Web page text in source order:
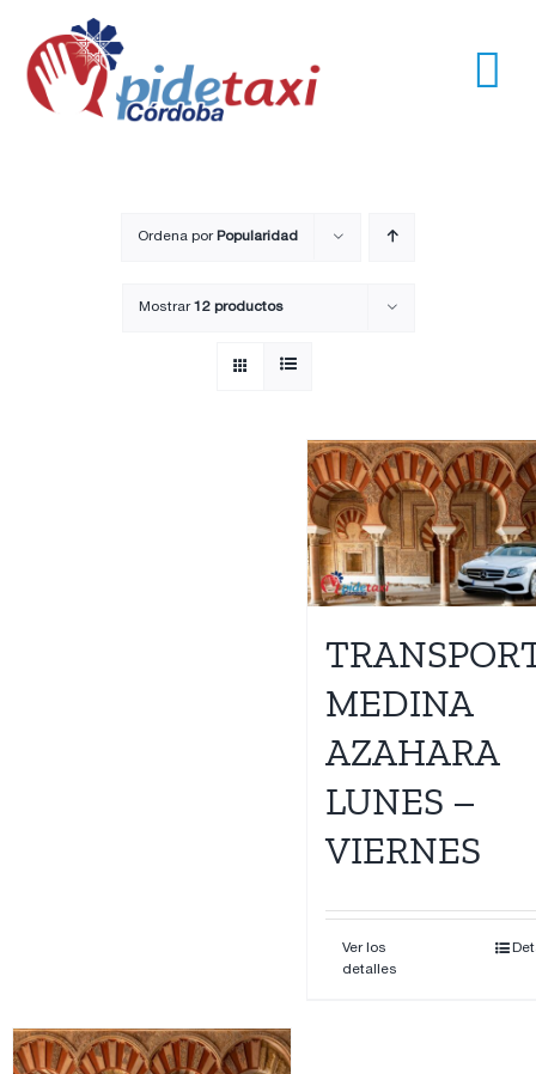
contenido
Ordena por Popularidad
Mostrar12 productos
MEDINA
AZAHARA
LUNES –
VIERNES
Ver los
detalles